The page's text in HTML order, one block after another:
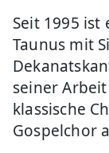
Seit 1995 ist
Taunus mit
seiner
klassische
Gospelchor